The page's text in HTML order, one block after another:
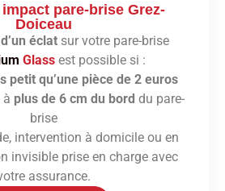
pare-brise Grez-
Doiceau
éclatsur votre pare-brise
Glass est possible si :
petit qu’une pièce de 2 euros
à plus de 6 cm du bord du pare-
brise
intervention à domicile ou en
invisible prise en charge avec
assurance.